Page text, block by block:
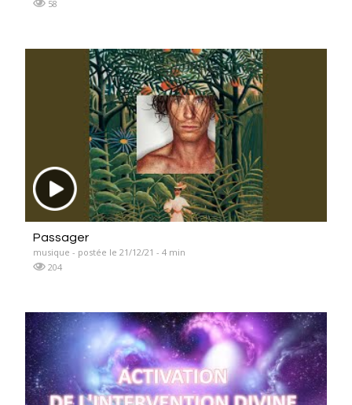
58
Passager
musique - postée le 21/12/21 - 4 min
204